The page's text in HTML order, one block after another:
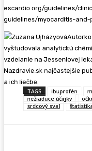
escardio.org/guidelines/
guidelines/myocarditis-
vyštudovala analytickú
vzdelanie na Jesseniovej
Nazdravie.sk najčastejšie
a ich liečbe.
TAGS
ibuprofén
nežiaduce účinky
srdcový sval